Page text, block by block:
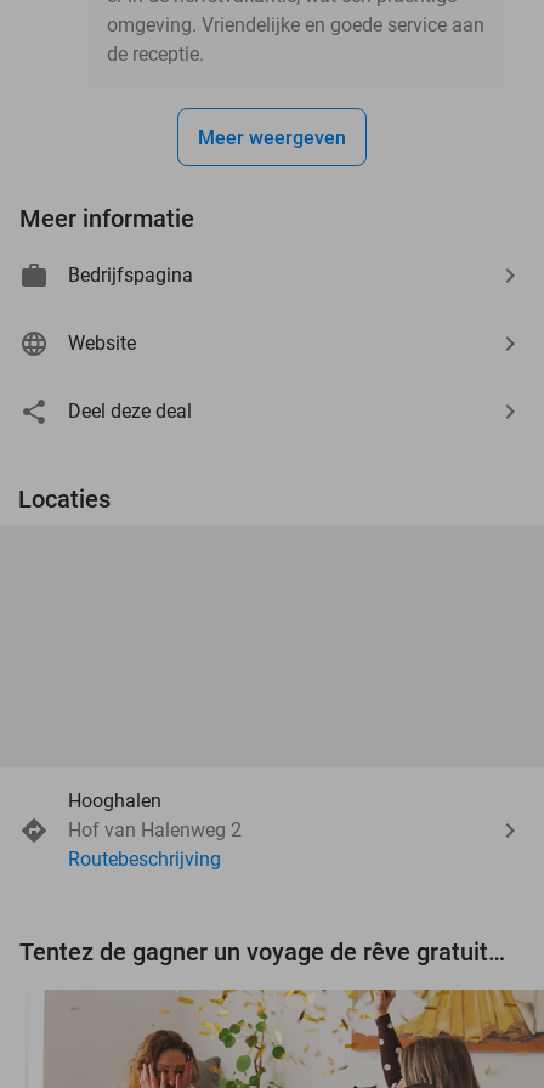
omgeving. Vriendelijke en goede service aan
de receptie.
Meer weergeven
Meer informatie
Bedrijfspagina
Website
Deel deze deal
Locaties
Hooghalen
Hof van Halenweg 2
Routebeschrijving
Tentez de gagner un voyage de rêve gratuit d'une valeur de 3.000 € !